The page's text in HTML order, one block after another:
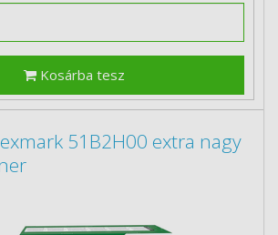
Kosárba tesz
51B2H00 extra nagy